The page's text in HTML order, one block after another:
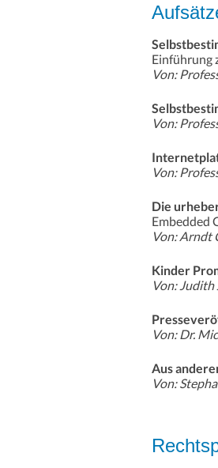
Einführung
Von:
Von:
Von:
Die
Embedded
Von: Arndt
Kinder
Von: Judith
Von: Dr.
Aus
Von: